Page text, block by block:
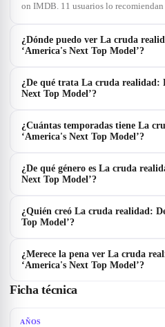
on IMDB. 11 usuarios lo recomiendan
¿Dónde puedo ver La cruda
‘America's Next Top Model’?
¿De qué trata La cruda realidad:
Next Top Model’?
¿Cuántas temporadas tiene La
‘America's Next Top Model’?
¿De qué género es La cruda
Next Top Model’?
¿Quién creó La cruda realidad:
Top Model’?
¿Merece la pena ver La cruda
‘America's Next Top Model’?
Ficha técnica
AÑOS